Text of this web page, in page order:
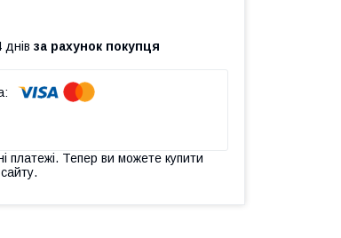
за рахунок покупця
платежі. Тепер ви можете купити